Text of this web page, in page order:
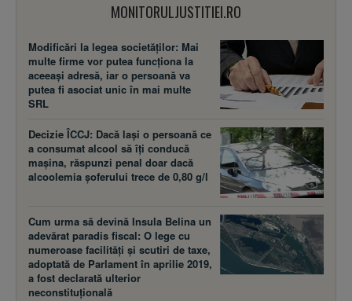
MONITORULJUSTITIEI.RO
Modificări la legea societăţilor: Mai
multe firme vor putea funcţiona la
aceeaşi adresă, iar o persoană va
putea fi asociat unic în mai multe
SRL
Decizie ÎCCJ: Dacă laşi o persoană ce
a consumat alcool să îţi conducă
maşina, răspunzi penal doar dacă
alcoolemia şoferului trece de 0,80 g/l
Cum urma să devină Insula Belina un
adevărat paradis fiscal: O lege cu
numeroase facilităţi şi scutiri de taxe,
adoptată de Parlament în aprilie 2019,
a fost declarată ulterior
neconstituţională